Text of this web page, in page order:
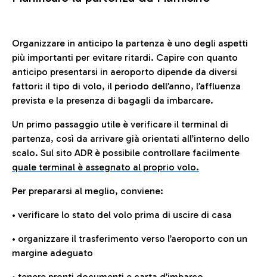
Organizzare in anticipo la partenza è uno degli aspetti
più importanti per evitare ritardi. Capire con quanto
anticipo presentarsi in aeroporto dipende da diversi
fattori: il tipo di volo, il periodo dell’anno, l’affluenza
prevista e la presenza di bagagli da imbarcare.
Un primo passaggio utile è verificare il terminal di
partenza, così da arrivare già orientati all’interno dello
scalo. Sul sito ADR è possibile controllare facilmente
quale terminal è assegnato al proprio volo.
Per prepararsi al meglio, conviene:
• verificare lo stato del volo prima di uscire di casa
• organizzare il trasferimento verso l’aeroporto con un
margine adeguato